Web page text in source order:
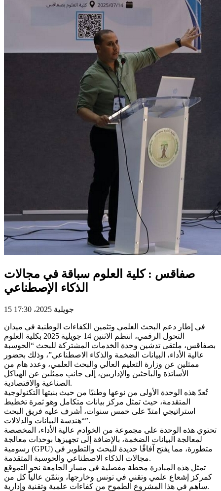
صفاقس : كلية العلوم سباقة في مجالات
الذكاء الإصطناعي
15 جويلية 2025، 17:30
في إطار دعم البحث العلمي وتثمين الكفاءات الوطنية في ميدان
التحول الرقمي، انتظم الاثنين 14 جويلية 2025 بكلية العلوم
بصفاقس، ملتقى تدشين وحدة الخدمات المشتركة للبحث “الحوسبة
عالية الأداء، البيانات الضخمة والذكاء الاصطناعي”، وذلك بحضور
ممثلين عن وزارة التعليم العالي والبحث العلمي، وعدد هام من
الأساتذة والباحثين والإداريين، إلى جانب ممثلين عن الهياكل
الصناعية والاقتصادية.
تُعدّ هذه الوحدة الأولى من نوعها وطنيًا من حيث بنيتها التكنولوجية
المتقدمة، حيث تمثل مركز بيانات متكامل وهو ثمرة تخطيط
استراتيجي امتدّ على خمس سنوات، أشرف عليه فريق البحث
“هندسة البيانات والدلالات”.
تحتوي هذه الوحدة على مجموعة من الخوادم عالية الأداء، المخصصة
لمعالجة البيانات الضخمة، بالإضافة إلى تجهيزها بوحدات معالجة
رسومية (GPU) متطورة، مما يفتح آفاقًا جديدة للبحث والتطوير في
مجالات الذكاء الاصطناعي والحوسبة المتقدمة.
تمثل هذه المبادرة محطة مفصلية في مسار الجامعة نحو التموقع
كمركز إشعاع علمي وتقني في تونس وخارجها، ونثمّن عالياً كل من
ساهم في هذا المشروع الطموح من كفاءات علمية وتقنية وإدارية.